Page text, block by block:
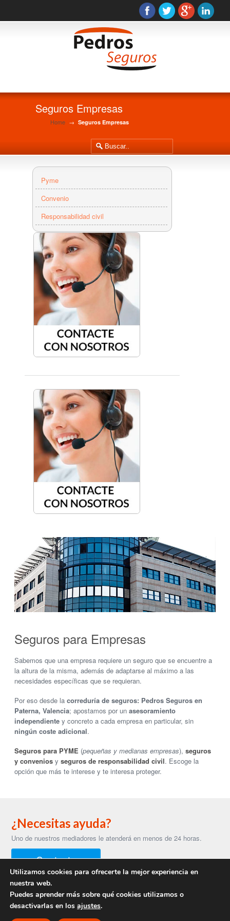
Seguros Empresas
Home → Seguros Empresas
Pyme
Convenio
Responsabilidad civil
Seguros para Empresas
Sabemos que una empresa requiere un seguro que se encuentre a
la altura de la misma, además de adaptarse al máximo a las
necesidades específicas que se requieran.
Por eso desde lacorreduría de seguros: Pedros Seguros en
Paterna, Valencia; apostamos por unasesoramiento
independiente y concreto a cada empresa en particular, sin
ningún coste adicional.
Seguros para PYME (pequeñas y medianas empresas),seguros
y convenios yseguros de responsabilidad civil. Escoge la
opción que más te interese y te interesa proteger.
¿Necesitas ayuda?
Uno de nuestros mediadores le atenderá en menos de 24 horas.
Contacto
Copyright © 2014 Pedro Seguros. Todos los derechos reservados.
Utilizamos cookies para ofrecerte la mejor experiencia en
nuestra web.
Puedes aprender más sobre qué cookies utilizamos o
desactivarlas en los ajustes.